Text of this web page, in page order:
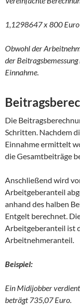
1,1298647 x 800
Obwohl der
der
Einnahme.
Die
Schritten. Nachdem
Einnahme ermittelt
die Gesamtbeiträge
Anschließend wird
Arbeitgeberanteil
anhand des halben
Entgelt berechnet.
Arbeitgeberanteil ist
Arbeitnehmeranteil.
Beispiel:
Ein Midijobber
beträgt 735,07 Euro.